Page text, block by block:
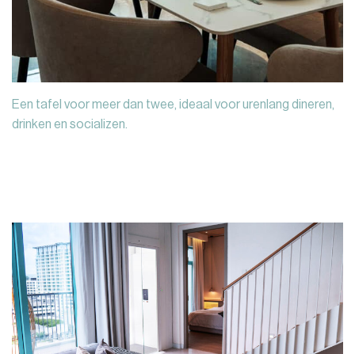
Een tafel voor meer dan twee, ideaal voor urenlang dineren,
drinken en socializen.